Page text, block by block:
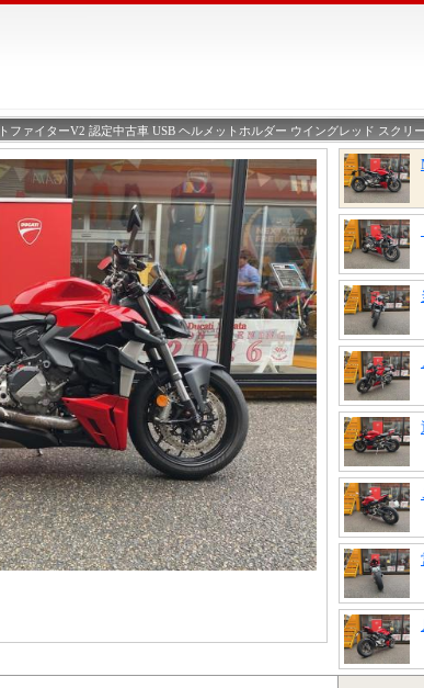
ファイターV2 認定中古車 USB ヘルメットホルダー ウイングレッド スクリ